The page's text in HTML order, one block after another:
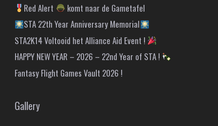
Red Alert
komt naar de Gametafel
STA 22th Year Anniversary Memorial
STA2K14 Voltooid het Alliance Aid Event !
HAPPY NEW YEAR – 2026 – 22nd Year of STA !
Fantasy Flight Games Vault 2026 !
Gallery